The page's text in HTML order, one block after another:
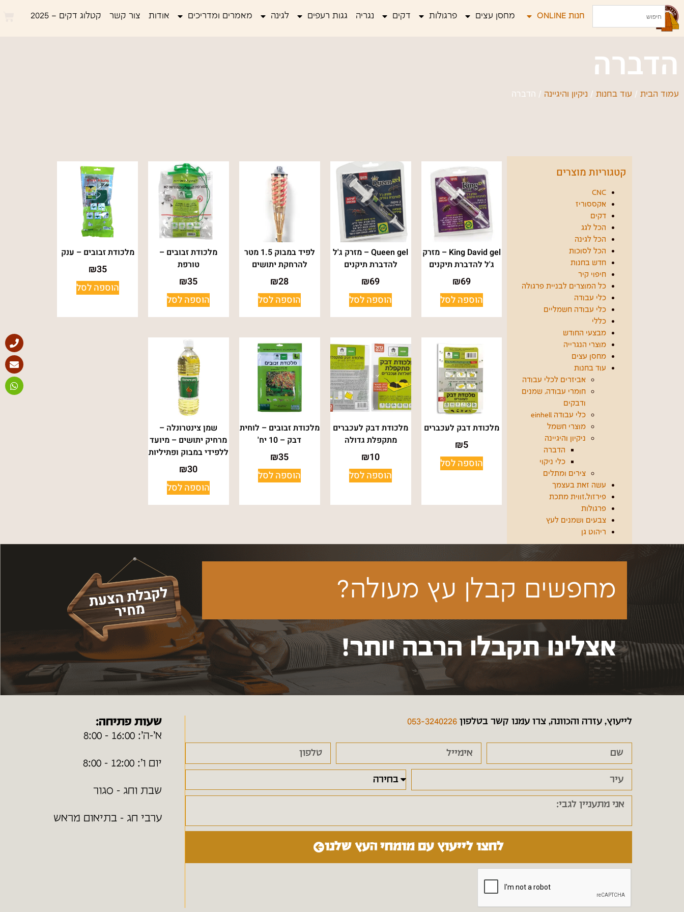
חנות ONLINE מחסן עצים פרגולות דקים נגריה גגות רעפים לגינה מאמרים ומדריכים אודות צור קשר קטלוג דקים – 2025
הדברה
עמוד הבית / עוד בחנות / ניקיון והיגיינה / הדברה
קטגוריות מוצרים
CNC
אקססוריז
דקים
הכל לגג
הכל לגינה
הכל לסוכות
חדש בחנות
חיפוי קיר
כל המוצרים לבניית פרגולה
כלי עבודה
כלי עבודה חשמליים
כללי
מבצעי החודש
מוצרי הנגרייה
מחסן עצים
עוד בחנות
אביזרים לכלי עבודה
חומרי עבודה, שמנים
ודבקים
כלי עבודה einhell
מוצרי חשמל
ניקיון והיגיינה
הדברה
כלי ניקוי
צירים ומתלים
עשה זאת בעצמך
פירזול,זווית מתכת
פרגולות
צבעים ושמנים לעץ
ריהוט גן
King David gel – מזרק
ג'ל להדברת תיקנים
₪69
הוספה לסל
Queen gel – מזרק ג'ל
להדברת תיקנים
₪69
הוספה לסל
לפיד במבוק 1.5 מטר
להרחקת יתושים
₪28
הוספה לסל
מלכודת זבובים –
טורפת
₪35
הוספה לסל
מלכודת זבובים – ענק
₪35
הוספה לסל
מלכודת דבק לעכברים
₪5
הוספה לסל
מלכודת דבק לעכברים
מתקפלת גדולה
₪10
הוספה לסל
מלכודת זבובים – לוחית
דבק – 10 יח'
₪35
הוספה לסל
שמן צינטרונלה –
מרחיק יתושים – מיועד
ללפידי במבוק ופתיליות
₪30
הוספה לסל
מחפשים קבלן עץ מעולה?
אצלינו תקבלו הרבה יותר!
לייעוץ, עזרה והכוונה, צרו עמנו קשר בטלפון 053-3240226
לחצו לייעוץ עם מומחי העץ שלנו
שעות פתיחה:
א׳-ה׳: 16:00 - 8:00
יום ו׳: 12:00 - 8:00
שבת וחג - סגור
ערבי חג - בתיאום מראש